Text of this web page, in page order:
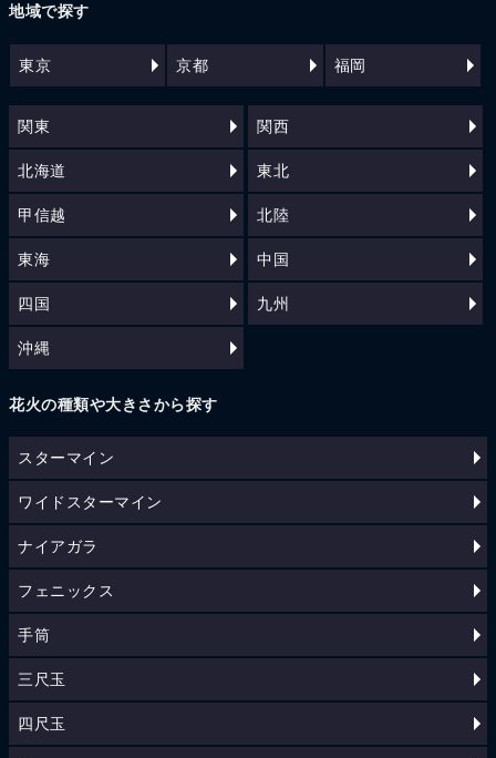
地域で探す
東京 京都 福岡
関東 関西
北海道 東北
甲信越 北陸
東海 中国
四国 九州
沖縄
花火の種類や大きさから探す
スターマイン
ワイドスターマイン
ナイアガラ
フェニックス
手筒
三尺玉
四尺玉